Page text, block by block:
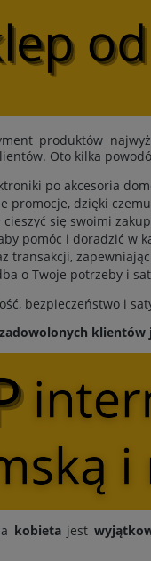
produktów
Oto kilka
po akcesoria
dzięki
się swoimi
pomóc i doradzić w
transakcji,
o Twoje potrzeby i
bezpieczeństwo i
klientów
kobietajest